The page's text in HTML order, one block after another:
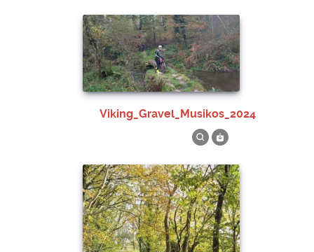
Viking_Gravel_Musikos_2024